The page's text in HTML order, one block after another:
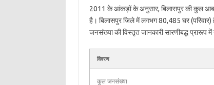
2011 के आंकड़ों के अनुसार, बिलासपुर की कुल
है। बिलासपुर जिले में लगभग 80,485 घर
जनसंख्या की विस्तृत जानकारी सारणीबद्ध प्रारूप में
विवरण
कुल जनसंख्या